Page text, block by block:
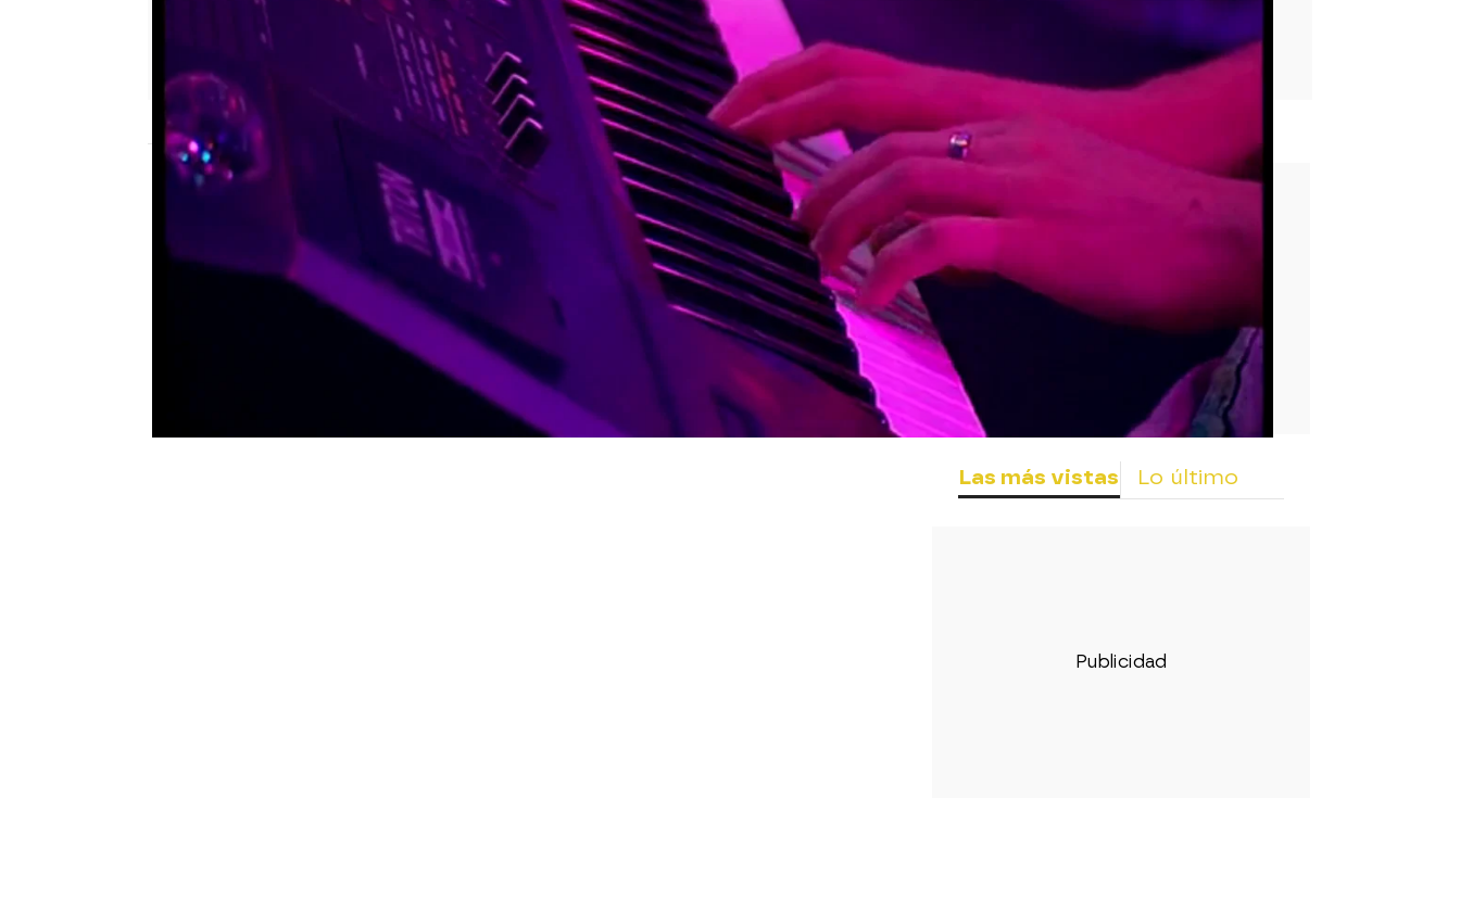
neox
22 de abril de 2013, 18:00
WhatsappFacebook
X Flipboard
Noche de Estrellas
Las más vistas Lo último